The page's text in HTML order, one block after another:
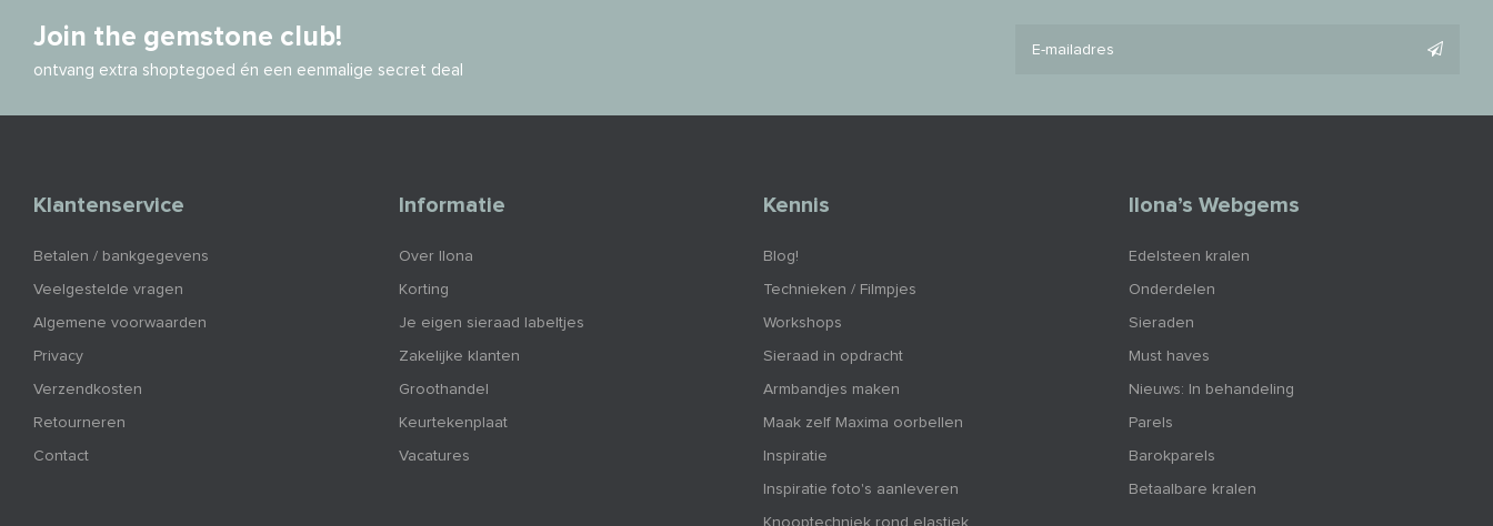
Join the gemstone club!
ontvang extra shoptegoed én een eenmalige secret deal
Klantenservice
Betalen / bankgegevens
Veelgestelde vragen
Algemene voorwaarden
Privacy
Verzendkosten
Retourneren
Contact
Informatie
Over Ilona
Korting
Je eigen sieraad labeltjes
Zakelijke klanten
Groothandel
Keurtekenplaat
Vacatures
Kennis
Blog!
Technieken / Filmpjes
Workshops
Sieraad in opdracht
Armbandjes maken
Maak zelf Maxima oorbellen
Inspiratie
Inspiratie foto's aanleveren
Ilona’s Webgems
Edelsteen kralen
Onderdelen
Sieraden
Must haves
Nieuws: In behandeling
Parels
Barokparels
Betaalbare kralen